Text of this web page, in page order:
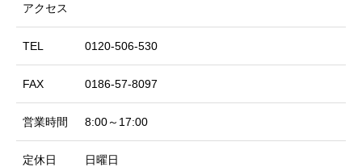
アクセス
TEL 0120-506-530
FAX 0186-57-8097
営業時間 8:00～17:00
定休日 日曜日